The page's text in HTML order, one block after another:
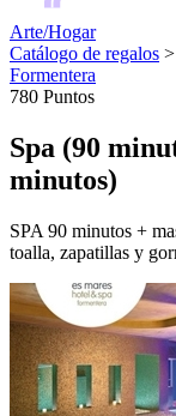
Arte/Hogar
Catálogo de regalos >
Formentera
780 Puntos
Spa (90
minutos)
SPA 90 minutos +
toalla, zapatillas y